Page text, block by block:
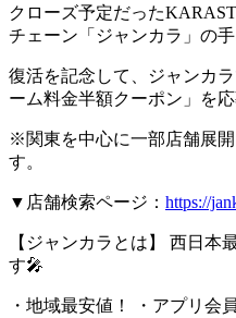
クローズ予定だった
チェーン「ジャンカラ」の
復活を記念して、ジャンカ
ーム料金半額クーポン」を
※関東を中心に一部店舗展
す。
▼店舗検索ページ： https://
【ジャンカラとは】 西日本
す🎤
・地域最安値！ ・アプリ会